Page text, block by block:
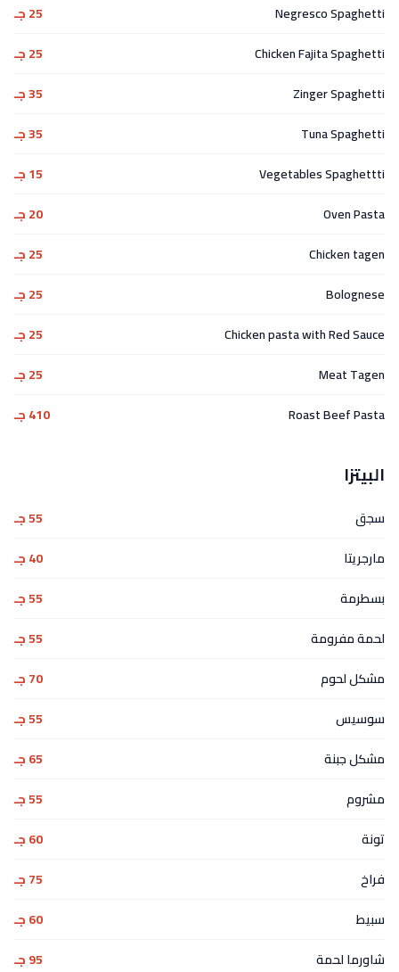
Negresco Spaghetti
25 جـ
Chicken Fajita Spaghetti
25 جـ
Zinger Spaghetti
35 جـ
Tuna Spaghetti
35 جـ
Vegetables Spaghettti
15 جـ
Oven Pasta
20 جـ
Chicken tagen
25 جـ
Bolognese
25 جـ
Chicken pasta with Red Sauce
25 جـ
Meat Tagen
25 جـ
Roast Beef Pasta
410 جـ
البيتزا
سجق
55 جـ
مارجريتا
40 جـ
بسطرمة
55 جـ
لحمة مفرومة
55 جـ
مشكل لحوم
70 جـ
سوسيس
55 جـ
مشكل جبنة
65 جـ
مشروم
55 جـ
تونة
60 جـ
فراخ
75 جـ
سبيط
60 جـ
شاورما لحمة
95 جـ